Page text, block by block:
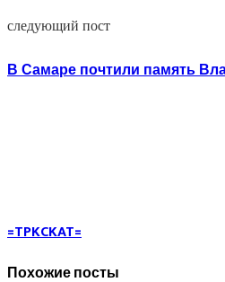
следующий пост
В Самаре почтили память
=TPKCKAT=
Похожие посты